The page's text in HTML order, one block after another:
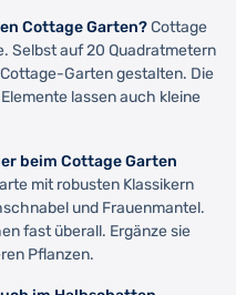
Cottage Garten?Cottage
Selbst auf 20 Quadratmetern
Garten gestalten. Die
lassen auch kleine
beim Cottage Garten
mit robusten Klassikern
und Frauenmantel.
fast überall. Ergänze sie
Pflanzen.